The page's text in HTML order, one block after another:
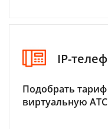
IP-
Подобрать
виртуальную АТС